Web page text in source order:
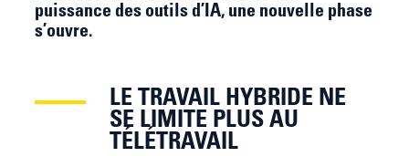
puissance des outils d’IA, une nouvelle phase
s’ouvre.
LE TRAVAIL HYBRIDE NE
SE LIMITE PLUS AU
TÉLÉTRAVAIL